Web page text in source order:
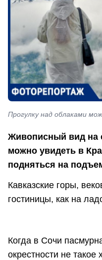
Прогулку над облаками
Живописный вид на
можно увидеть в
подняться на
Кавказские горы,
гостиницы, как на
Когда в Сочи
окрестности не